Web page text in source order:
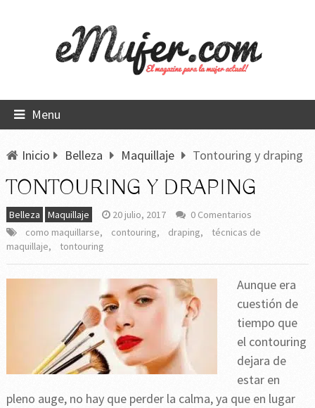
Menu
Inicio Belleza Maquillaje Tontouring y draping
TONTOURING Y DRAPING
Belleza Maquillaje 20 julio, 2017
0 Comentarios
como maquillarse, contouring, draping,
técnicas de
maquillaje, tontouring
Aunque era
cuestión de
tiempo que
el contouring
dejara de
estar en
pleno auge, no hay que perder la calma, ya que en lugar